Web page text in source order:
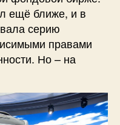
ещё ближе, и в
серию
правами
Но – на